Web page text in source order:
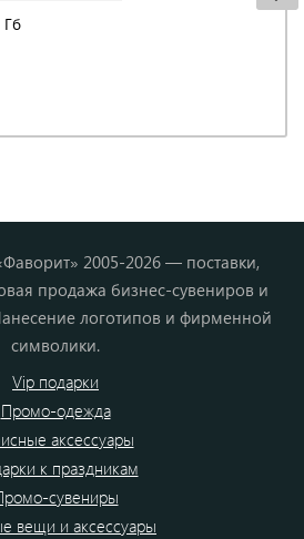
Гб
2005-2026 — поставки,
продажа бизнес-сувениров и
логотипов и фирменной
символики.
Vip подарки
Промо-одежда
аксессуары
к праздникам
сувениры
вещи и аксессуары